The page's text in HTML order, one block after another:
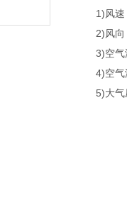
1)风速：
2)风向：
3)空气温
4)空气湿
5)大气压